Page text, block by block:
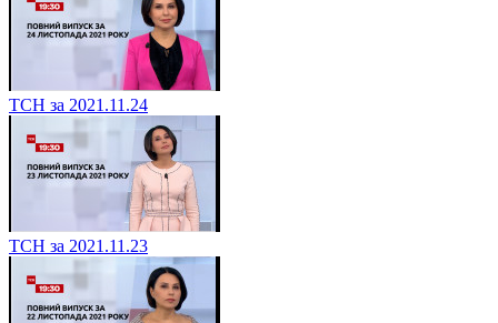
ТСН за 2021.11.24
ТСН за 2021.11.23